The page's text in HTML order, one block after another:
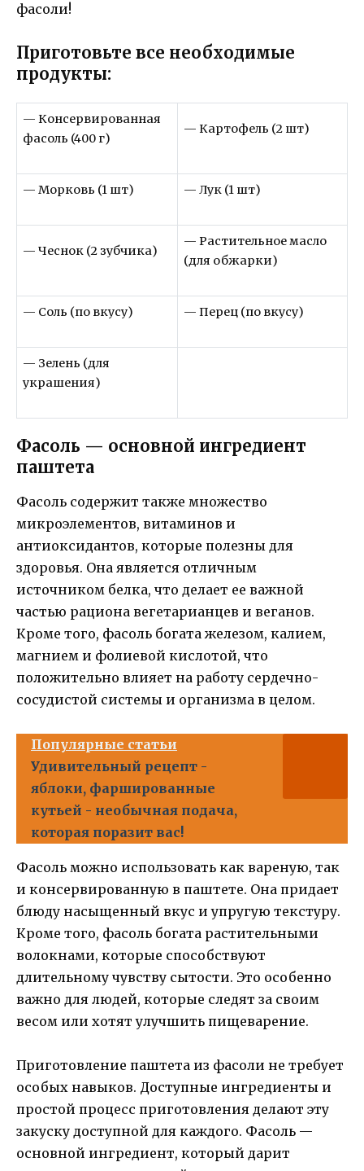
фасоли!
Приготовьте все необходимые
продукты:
— Консервированная
фасоль (400 г)
— Картофель (2 шт)
— Морковь (1 шт) — Лук (1 шт)
— Чеснок (2 зубчика)
— Растительное масло
(для обжарки)
— Соль (по вкусу) — Перец (по вкусу)
— Зелень (для
украшения)
Фасоль — основной ингредиент
паштета
Фасоль содержит также множество
микроэлементов, витаминов и
антиоксидантов, которые полезны для
здоровья. Она является отличным
источником белка, что делает ее важной
частью рациона вегетарианцев и веганов.
Кроме того, фасоль богата железом, калием,
магнием и фолиевой кислотой, что
положительно влияет на работу сердечно-
сосудистой системы и организма в целом.
Популярные статьи
Удивительный рецепт -
яблоки, фаршированные
кутьей - необычная подача,
которая поразит вас!
Фасоль можно использовать как вареную, так
и консервированную в паштете. Она придает
блюду насыщенный вкус и упругую текстуру.
Кроме того, фасоль богата растительными
волокнами, которые способствуют
длительному чувству сытости. Это особенно
важно для людей, которые следят за своим
весом или хотят улучшить пищеварение.
Приготовление паштета из фасоли не требует
особых навыков. Доступные ингредиенты и
простой процесс приготовления делают эту
закуску доступной для каждого. Фасоль —
основной ингредиент, который дарит